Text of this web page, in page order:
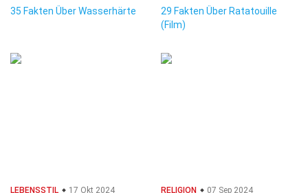
35 Fakten Über Wasserhärte
29 Fakten Über Ratatouille
(Film)
LEBENSSTIL 17 Okt 2024 RELIGION 07 Sep 2024